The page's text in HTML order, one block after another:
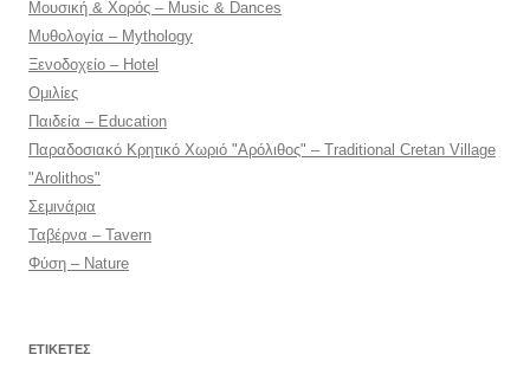
Μουσική & Χορός – Music & Dances
Μυθολογία – Mythology
Ξενοδοχείο – Hotel
Ομιλίες
Παιδεία – Education
Παραδοσιακό Κρητικό Χωριό "Αρόλιθος" – Traditional Cretan Village
"Arolithos"
Σεμινάρια
Ταβέρνα – Tavern
Φύση – Nature
ΕΤΙΚΈΤΕΣ